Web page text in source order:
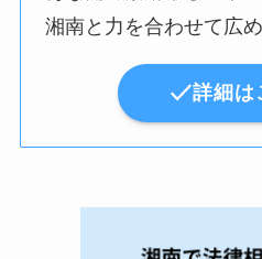
湘南と力を合わせて広
詳細は